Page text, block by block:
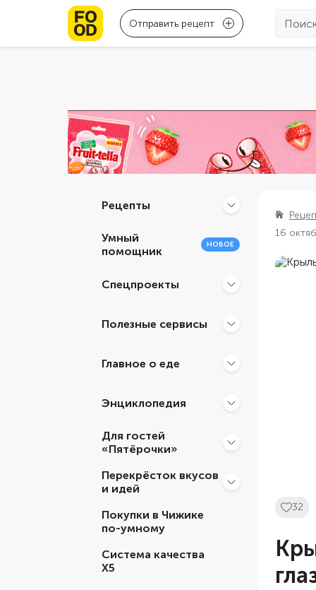
Отправить рецепт
Рецепты
Умный
помощник
НОВОЕ
Спецпроекты
Полезные сервисы
Главное о еде
Энциклопедия
Для гостей
«Пятёрочки»
Перекрёсток вкусов
и идей
Покупки в Чижике
по-умному
Система качества
Х5
16
32